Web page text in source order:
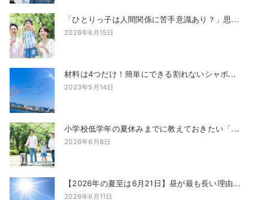
「ひとりっ子は人間関係に苦手意識あり？」思...
2026年6月15日
材料は4つだけ！簡単にできる割れないシャボ...
2023年5月14日
小学校低学年の夏休みまでに教えておきたい「...
2026年6月8日
【2026年の夏至は6月21日】昼が最も長い理由...
2026年6月11日